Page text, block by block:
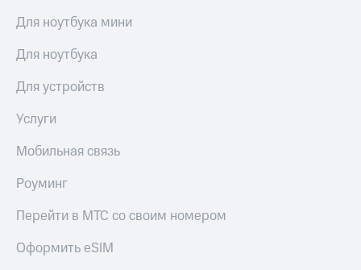
Для ноутбука мини
Для ноутбука
Для устройств
Услуги
Мобильная связь
Роуминг
Перейти в МТС со своим номером
Оформить eSIM